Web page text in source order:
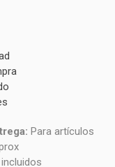
Para artículos